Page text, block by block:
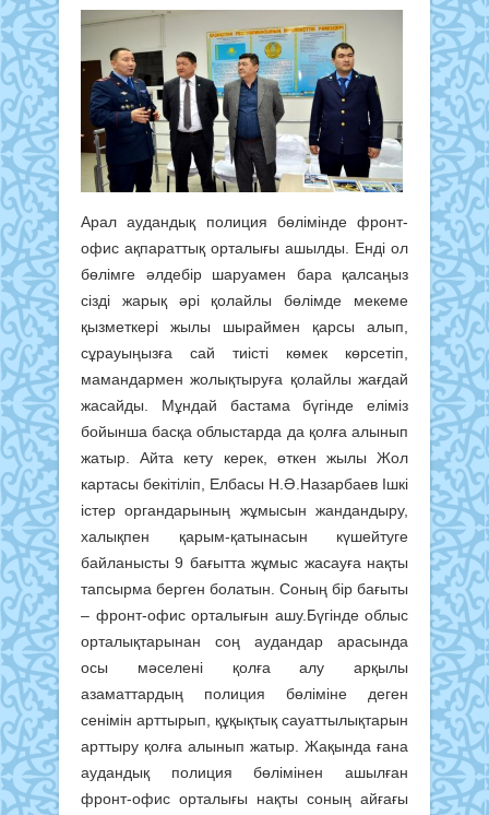
Арал аудандық полиция бөлімінде фронт-
офис ақпараттық орталығы ашылды. Енді ол
бөлімге әлдебір шаруамен бара қалсаңыз
сізді жарық әрі қолайлы бөлімде мекеме
қызметкері жылы шыраймен қарсы алып,
сұрауыңызға сай тиісті көмек көрсетіп,
мамандармен жолықтыруға қолайлы жағдай
жасайды. Мұндай бастама бүгінде еліміз
бойынша басқа облыстарда да қолға алынып
жатыр. Айта кету керек, өткен жылы Жол
картасы бекітіліп, Елбасы Н.Ә.Назарбаев Ішкі
істер органдарының жұмысын жандандыру,
халықпен қарым-қатынасын күшейтуге
байланысты 9 бағытта жұмыс жасауға нақты
тапсырма берген болатын. Соның бір бағыты
– фронт-офис орталығын ашу.Бүгінде облыс
орталықтарынан соң аудандар арасында
осы мәселені қолға алу арқылы
азаматтардың полиция бөліміне деген
сенімін арттырып, құқықтық сауаттылықтарын
арттыру қолға алынып жатыр. Жақында ғана
аудандық полиция бөлімінен ашылған
фронт-офис орталығы нақты соның айғағы